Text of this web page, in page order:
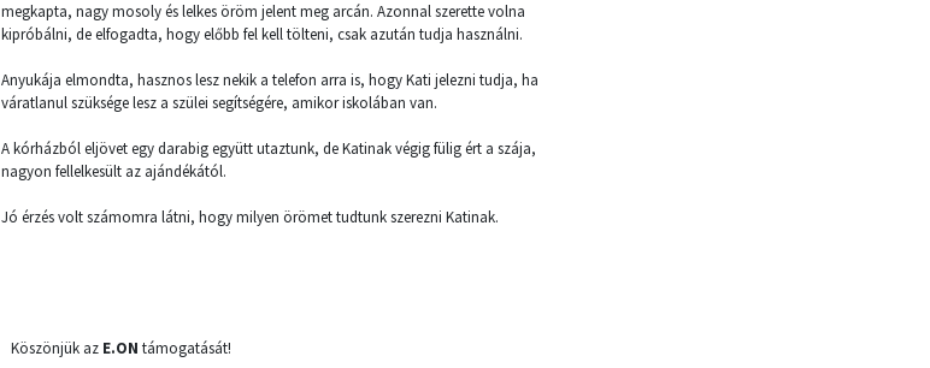
megkapta, nagy mosoly és lelkes öröm jelent meg arcán. Azonnal szerette volna
kipróbálni, de elfogadta, hogy előbb fel kell tölteni, csak azután tudja használni.
Anyukája elmondta, hasznos lesz nekik a telefon arra is, hogy Kati jelezni tudja, ha
váratlanul szüksége lesz a szülei segítségére, amikor iskolában van.
A kórházból eljövet egy darabig együtt utaztunk, de Katinak végig fülig ért a szája,
nagyon fellelkesült az ajándékától.
Jó érzés volt számomra látni, hogy milyen örömet tudtunk szerezni Katinak.
Köszönjük az E.ON támogatását!